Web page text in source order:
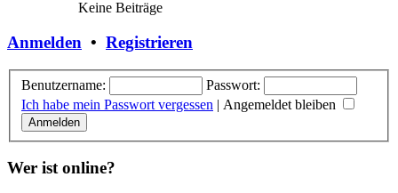
Keine Beiträge
Anmelden • Registrieren
Benutzername:
Passwort:
Ich habe mein Passwort vergessen | Angemeldet bleiben
Wer ist online?